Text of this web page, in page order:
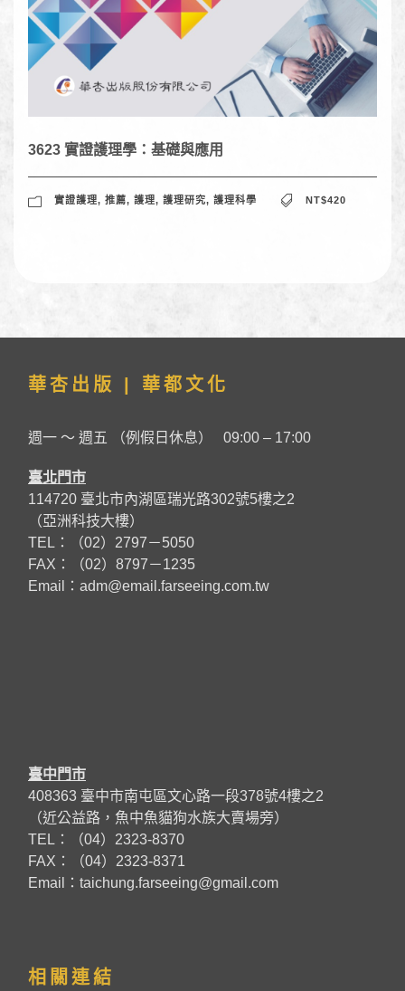
3623 實證護理學：基礎與應用
實證護理, 推薦, 護理, 護理研究, 護理科學 NT$420
華杏出版 | 華都文化
週一 ～ 週五 （例假日休息） 09:00 – 17:00
臺北門市
114720 臺北市內湖區瑞光路302號5樓之2
（亞洲科技大樓）
TEL：（02）2797－5050
FAX：（02）8797－1235
Email： adm@email.farseeing.com.tw
臺中門市
408363 臺中市南屯區文心路一段378號4樓之2
（近公益路，魚中魚貓狗水族大賣場旁）
TEL：（04）2323-8370
FAX：（04）2323-8371
Email：taichung.farseeing@gmail.com
相關連結